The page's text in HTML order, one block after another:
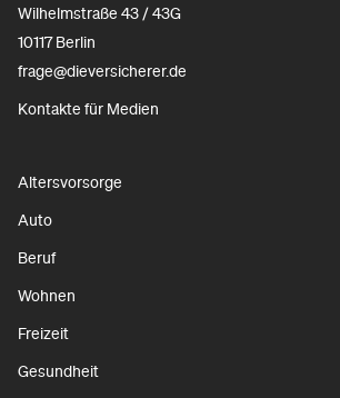
Wilhelmstraße 43 / 43G
10117 Berlin
frage@dieversicherer.de
Kontakte für Medien
Altersvorsorge
Auto
Beruf
Wohnen
Freizeit
Gesundheit